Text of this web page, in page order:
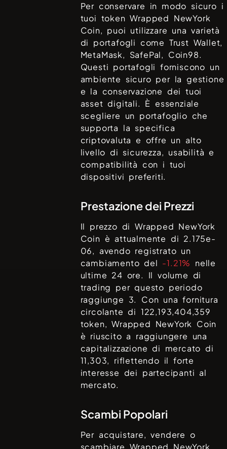
Per conservare in modo sicuro i
tuoi tokenWrapped NewYork
Coin, puoi utilizzare una varietà
di portafogli come Trust Wallet,
MetaMask, SafePal, Coin98.
Questi portafogli forniscono un
ambiente sicuro per la gestione
e la conservazione dei tuoi
asset digitali. È essenziale
scegliere un portafoglio che
supporta la specifica
criptovaluta e offre un alto
livello di sicurezza, usabilità e
compatibilità con i tuoi
dispositivi preferiti.
Prestazione dei Prezzi
Il prezzo diWrapped NewYork
Coin è attualmente di 2.175e-
06, avendo registrato un
cambiamento del -1.21% nelle
ultime 24 ore. Il volume di
trading per questo periodo
raggiunge 3. Con una fornitura
circolante di 122,193,404,359
token,Wrapped NewYork Coin
è riuscito a raggiungere una
capitalizzazione di mercato di
11,303, riflettendo il forte
interesse dei partecipanti al
mercato.
Scambi Popolari
Per acquistare, vendere o